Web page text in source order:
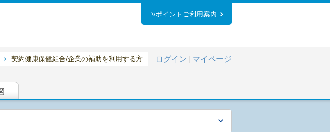
Vポイントご利用案内
契約健康保健組合/企業の補助を利用する方 ログイン マイページ